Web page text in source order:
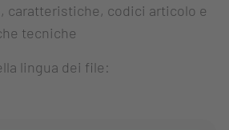
caratteristiche, codici articolo e
tecniche
lingua dei file: